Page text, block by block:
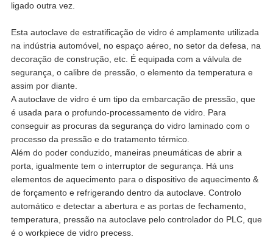
ligado outra vez.
Esta autoclave de estratificação de vidro é amplamente utilizada
na indústria automóvel, no espaço aéreo, no setor da defesa, na
decoração de construção, etc. É equipada com a válvula de
segurança, o calibre de pressão, o elemento da temperatura e
assim por diante.
A autoclave de vidro é um tipo da embarcação de pressão, que
é usada para o profundo-processamento de vidro. Para
conseguir as procuras da segurança do vidro laminado com o
processo da pressão e do tratamento térmico.
Além do poder conduzido, maneiras pneumáticas de abrir a
porta, igualmente tem o interruptor de segurança. Há uns
elementos de aquecimento para o dispositivo de aquecimento &
de forçamento e refrigerando dentro da autoclave. Controlo
automático e detectar a abertura e as portas de fechamento,
temperatura, pressão na autoclave pelo controlador do PLC, que
é o workpiece de vidro precess.